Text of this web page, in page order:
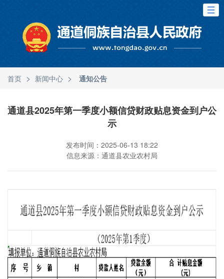
首页 > 新闻中心 > 通知公告
通道县2025年第一季度小额信贷财政贴息资金到户公
示
发布时间：2025-06-13 18:22
信息来源：通道县农业农村局